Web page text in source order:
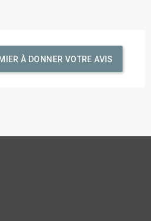
À DONNER VOTRE AVIS